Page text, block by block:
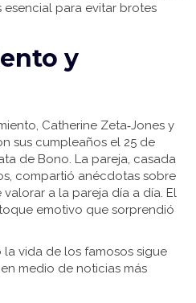
para evitar brotes
y
Catherine Zeta‑Jones y
sus cumpleaños el 25 de
de Bono. La pareja, casada
compartió anécdotas sobre
a la pareja día a día. El
emotivo que sorprendió
vida de los famosos sigue
medio de noticias más